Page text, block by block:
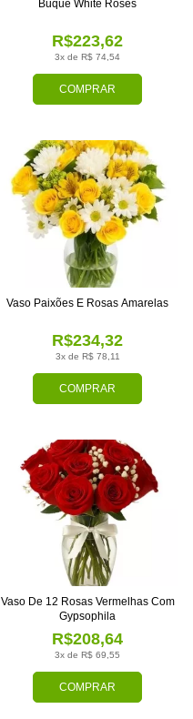
COMPRAR
3x de R$ 74,54
R$223,62
Buquê White Roses
COMPRAR
3x de R$ 78,11
R$234,32
Vaso Paixões E Rosas Amarelas
COMPRAR
3x de R$ 69,55
R$208,64
Vaso De 12 Rosas Vermelhas Com
Gypsophila